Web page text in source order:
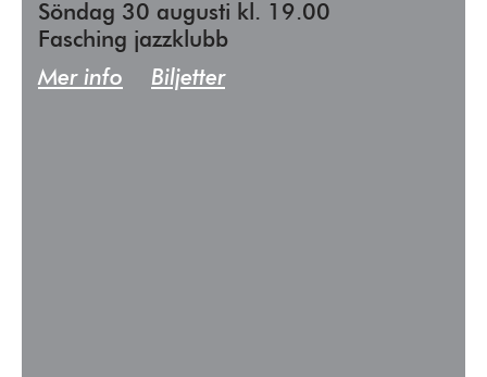
Söndag 30 augusti kl. 19.00
Fasching jazzklubb
Mer info
Biljetter